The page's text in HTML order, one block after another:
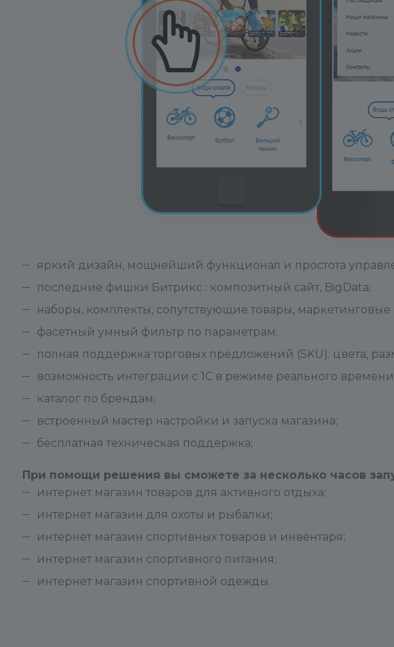
яркий дизайн, мощнейший функционал и простота
последние фишки Битрикс : композитный сайт, BigData;
наборы, комплекты, сопутствующие товары,
фасетный умный фильтр по параметрам;
полная поддержка торговых предложений (SKU): цвета,
возможность интеграции с 1С в режиме реального
каталог по брендам;
встроенный мастер настройки и запуска магазина;
бесплатная техническая поддержка;
При помощи решения вы сможете за несколько часов
интернет магазин товаров для активного отдыха;
интернет магазин для охоты и рыбалки;
интернет магазин спортивных товаров и инвентаря;
интернет магазин спортивного питания;
интернет магазин спортивной одежды.